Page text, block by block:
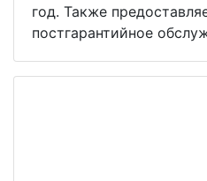
год. Также
постгарантийное